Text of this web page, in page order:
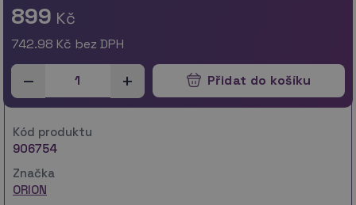
899 Kč
742.98 Kč bez DPH
+
– Přidat do košíku
Kód produktu
906754
Značka
ORION